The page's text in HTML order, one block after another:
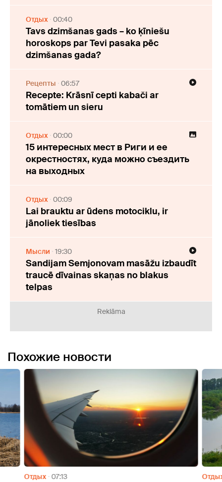
Отдых 00:40
Tavs dzimšanas gads – ko ķīniešu
horoskops par Tevi pasaka pēc
dzimšanas gada?
Рецепты 06:57
Recepte: Krāsnī cepti kabači ar
tomātiem un sieru
Отдых 00:00
15 интересных мест в Риги и ее
окрестностях, куда можно съездить
на выходных
Отдых 00:09
Lai brauktu ar ūdens motociklu, ir
jānoliek tiesības
Мысли 19:30
Sandijam Semjonovam masāžu izbaudīt
traucē dīvainas skaņas no blakus
telpas
Reklāma
Похожие новости
Отдых 07:13